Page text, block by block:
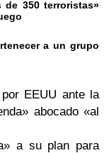
de 350 terroristas»
a un grupo
EEUU ante la
abocado «al
a su plan para